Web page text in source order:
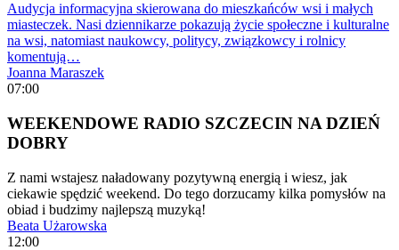
Audycja informacyjna skierowana do mieszkańców wsi i małych
miasteczek. Nasi dziennikarze pokazują życie społeczne i kulturalne
na wsi, natomiast naukowcy, politycy, związkowcy i rolnicy
komentują…
Joanna Maraszek
07:00
WEEKENDOWE RADIO SZCZECIN NA DZIEŃ
DOBRY
Z nami wstajesz naładowany pozytywną energią i wiesz, jak
ciekawie spędzić weekend. Do tego dorzucamy kilka pomysłów na
obiad i budzimy najlepszą muzyką!
Beata Użarowska
12:00